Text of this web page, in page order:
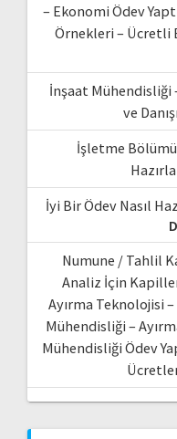
– Ekonomi Ödev
Örnekleri – Ücretli
İnşaat Mühendisliği
ve
İşletme
İyi Bir Ödev Nasıl
Numune / Tahlil
Analiz İçin
Ayırma Teknolojisi –
Mühendisliği –
Mühendisliği Ödev